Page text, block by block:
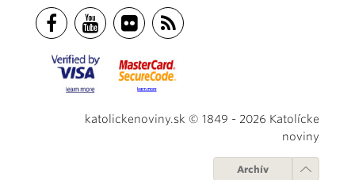
katolickenoviny.sk © 1849 - 2026 Katolícke
noviny
Archív